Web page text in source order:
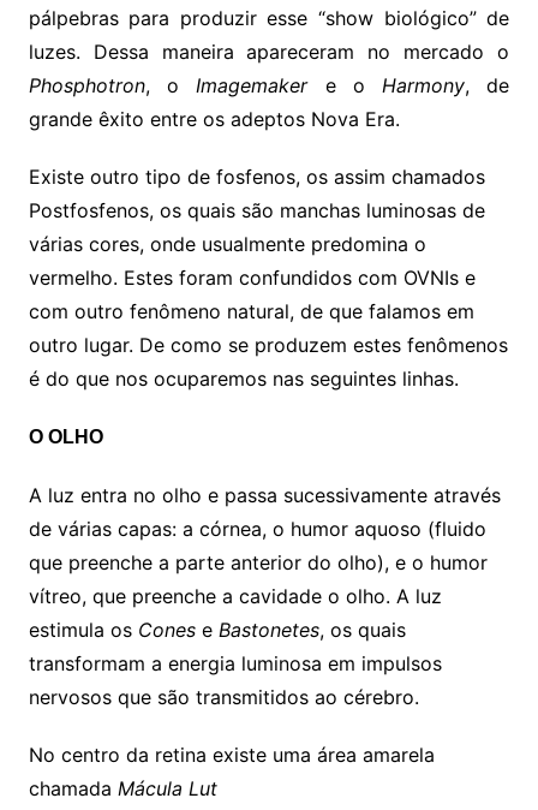
pálpebras para produzir esse “show biológico” de
luzes. Dessa maneira apareceram no mercado o
Phosphotron, o Imagemaker e o Harmony, de
grande êxito entre os adeptos Nova Era.
Existe outro tipo de fosfenos, os assim chamados
Postfosfenos, os quais são manchas luminosas de
várias cores, onde usualmente predomina o
vermelho. Estes foram confundidos com OVNIs e
com outro fenômeno natural, de que falamos em
outro lugar. De como se produzem estes fenômenos
é do que nos ocuparemos nas seguintes linhas.
O OLHO
A luz entra no olho e passa sucessivamente através
de várias capas: a córnea, o humor aquoso (fluido
que preenche a parte anterior do olho), e o humor
vítreo, que preenche a cavidade o olho. A luz
estimula os Conese Bastonetes, os quais
transformam a energia luminosa em impulsos
nervosos que são transmitidos ao cérebro.
No centro da retina existe uma área amarela
chamada Mácula Lut